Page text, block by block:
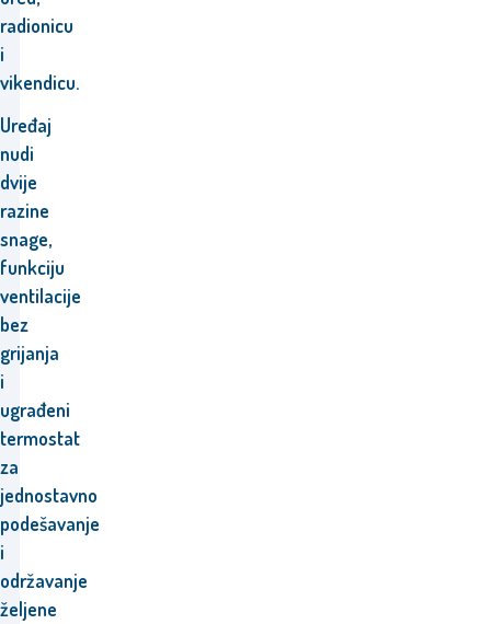
radionicu
i
vikendicu.
Uređaj
nudi
dvije
razine
snage,
funkciju
ventilacije
bez
grijanja
i
ugrađeni
termostat
za
jednostavno
podešavanje
i
održavanje
željene